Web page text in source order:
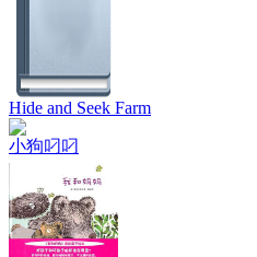
Hide and Seek Farm
小狗叼叼